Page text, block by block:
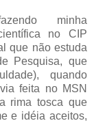
minha
no CIP
que não estuda
Pesquisa, que
quando
feita no MSN
rima tosca que
e idéia aceitos,